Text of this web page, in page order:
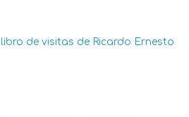
libro de visitas de Ricardo Ernesto